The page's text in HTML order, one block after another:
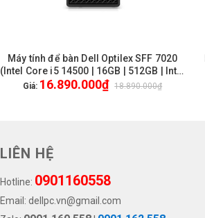
HẾT HÀNG
Máy tính để bàn Dell Optilex SFF 7020
(Intel Core i5 14500 | 16GB | 512GB | Intel
UHD 770 | Ubuntu)
Giá: 16.890.000₫ 18.890.000₫
LIÊN HỆ
Hotline: 0901160558
Email: dellpc.vn@gmail.com